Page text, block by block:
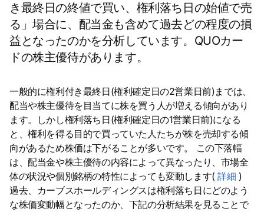
き最終日の終値で買い、権利落ち日の始値で売
る」場合に、配当金も含めて過去どの程度の損
益となったのかを分析しています。QUOカー
ドの株主優待があります。
一般的に権利付き最終日(権利確定日の2営業日前)までは、
配当や株主優待を目当てに株を買う人が増える傾向があり
ます。しかし権利落ち日(権利確定日の1営業日前)になる
と、権利を得る目的で買っていた人たちが株を売却する傾
向があるため株価は下がることが多いです。 この下落幅
は、配当金や株主優待の内容によって異なったり、市場全
体の状況や個別銘柄の特性によっても変動します(詳細 )
過去、カーブスホールディングスは権利落ち日にどのよう
な株価変動幅となったのか、下記の分析結果を見ることで